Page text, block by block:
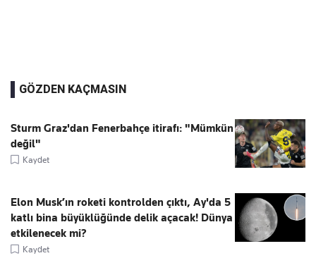
GÖZDEN KAÇMASIN
Sturm Graz'dan Fenerbahçe itirafı: "Mümkün
değil"
Kaydet
Elon Musk’ın roketi kontrolden çıktı, Ay'da 5
katlı bina büyüklüğünde delik açacak! Dünya
etkilenecek mi?
Kaydet